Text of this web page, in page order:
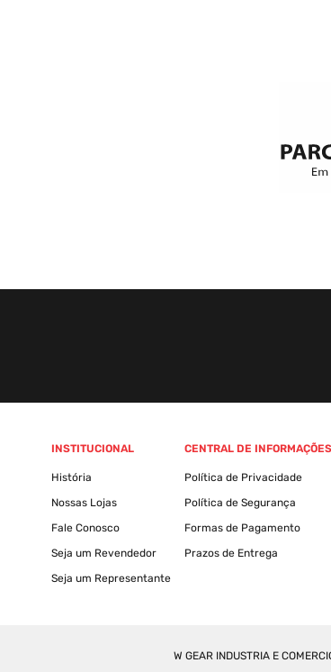
INSTITUCIONAL
História
Nossas Lojas
Fale Conosco
Seja um Revendedor
Seja um Representante
CENTRAL DE INFORMAÇÕES
Política de Privacidade
Política de Segurança
Formas de Pagamento
Prazos de Entrega
W GEAR INDUSTRIA E